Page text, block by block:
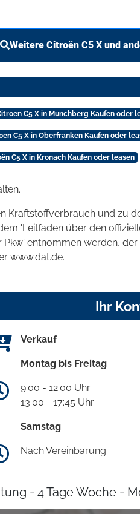
Weitere Citroën C5 X und
C5 X in Münchberg Kaufen oder
C5 X in Oberfranken Kaufen oder
C5 X in Kronach Kaufen oder leasen
Kraftstoffverbrauch und zu
'Leitfaden über den
entnommen werden,
www.dat.de.
Ihr
Verkauf
Montag bis Freitag
9:00 - 12:00 Uhr
13:00 - 17:45 Uhr
Samstag
Nach Vereinbarung
- 4 Tage Woche -